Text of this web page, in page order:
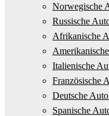
Norwegische
Russische
Afrikanische
Italienische
Französische
Deutsche
Spanische